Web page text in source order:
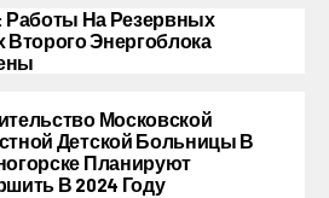
Работы На Резервных
Второго Энергоблока
Московской
Детской Больницы В
Планируют
В 2024 Году